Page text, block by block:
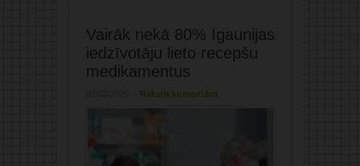
Vairāk nekā 80% Igaunijas
iedzīvotāju lieto recepšu
medikamentus
Rakstīt komentāru